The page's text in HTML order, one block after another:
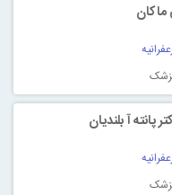
ماکان
آ بلندیان